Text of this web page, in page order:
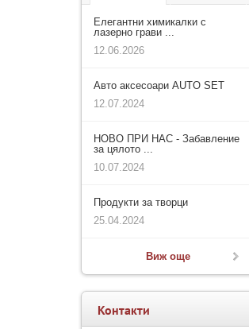
Елегантни химикалки с
лазерно грави ...
12.06.2026
Авто аксесоари AUTO SET
12.07.2024
НОВО ПРИ НАС - Забавление
за цялото ...
10.07.2024
Продукти за творци
25.04.2024
Виж още
Контакти